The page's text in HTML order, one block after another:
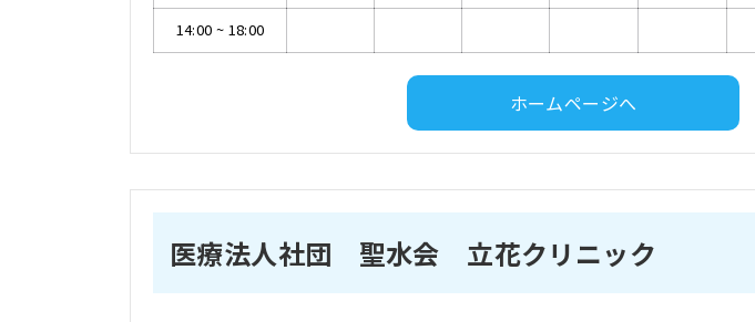
14:00 ~ 18:00
ホームページへ
医療法人社団 聖水会 立花クリニック